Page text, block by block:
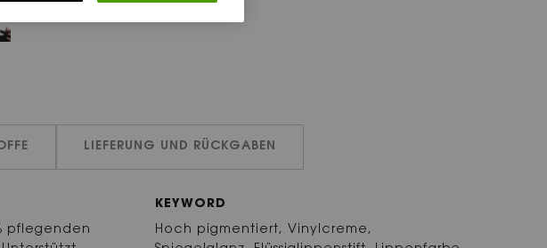
LIEFERUNG UND RÜCKGABEN
pflegenden
KEYWORD
Hoch pigmentiert, Vinylcreme,